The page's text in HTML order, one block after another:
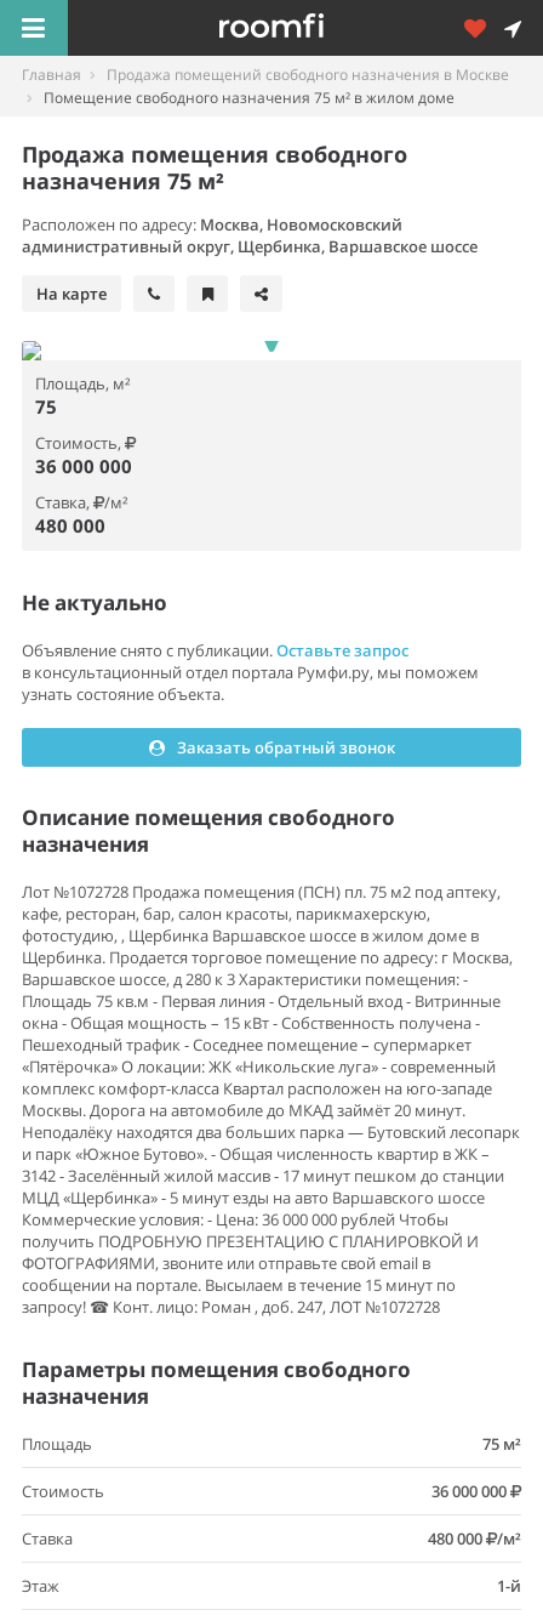
Главная
Продажа помещений свободного назначения в Москве
Помещение свободного назначения 75 м² в жилом доме
Продажа помещения свободного
назначения 75 м²
Расположен по адресу: Москва, Новомосковский
административный округ, Щербинка, Варшавское шоссе
На карте
Площадь, м²
75
Стоимость,
36 000 000
Ставка, /м²
480 000
Не актуально
Объявление снято с публикации.Оставьте запрос
в консультационный отдел портала Румфи.ру, мы поможем
узнать состояние объекта.
Заказать обратный звонок
Описание помещения свободного
назначения
Лот №1072728 Продажа помещения (ПСН) пл. 75 м2 под аптеку,
кафе, ресторан, бар, салон красоты, парикмахерскую,
фотостудию, , Щербинка Варшавское шоссе в жилом доме в
Щербинка. Продается торговое помещение по адресу: г Москва,
Варшавское шоссе, д 280 к 3 Характеристики помещения: -
Площадь 75 кв.м - Первая линия - Отдельный вход - Витринные
окна - Общая мощность – 15 кВт - Собственность получена -
Пешеходный трафик - Соседнее помещение – супермаркет
«Пятёрочка» О локации: ЖК «Никольские луга» - современный
комплекс комфорт-класса Квартал расположен на юго-западе
Москвы. Дорога на автомобиле до МКАД займёт 20 минут.
Неподалёку находятся два больших парка — Бутовский лесопарк
и парк «Южное Бутово». - Общая численность квартир в ЖК –
3142 - Заселённый жилой массив - 17 минут пешком до станции
МЦД «Щербинка» - 5 минут езды на авто Варшавского шоссе
Коммерческие условия: - Цена: 36 000 000 рублей Чтобы
получить ПОДРОБНУЮ ПРЕЗЕНТАЦИЮ С ПЛАНИРОВКОЙ И
ФОТОГРАФИЯМИ, звоните или отправьте свой email в
сообщении на портале. Высылаем в течение 15 минут по
запросу! ☎ Конт. лицо: Роман , доб. 247, ЛОТ №1072728
Параметры помещения свободного
назначения
Площадь 75 м²
Стоимость 36 000 000
Ставка 480 000 /м²
Этаж 1-й